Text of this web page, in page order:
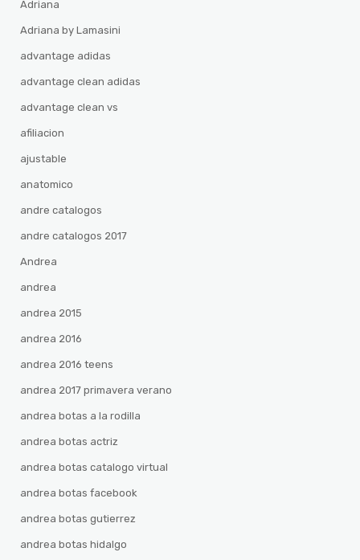
Adriana
Adriana by Lamasini
advantage adidas
advantage clean adidas
advantage clean vs
afiliacion
ajustable
anatomico
andre catalogos
andre catalogos 2017
Andrea
andrea
andrea 2015
andrea 2016
andrea 2016 teens
andrea 2017 primavera verano
andrea botas a la rodilla
andrea botas actriz
andrea botas catalogo virtual
andrea botas facebook
andrea botas gutierrez
andrea botas hidalgo